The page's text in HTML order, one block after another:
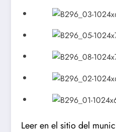
Leer en el sitio del